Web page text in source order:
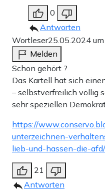
0
Antworten
Wortleser25.05.2024
Melden
Schon gehört ?
Das Kartell hat sich
– selbstverfreilich völlig
sehr speziellen
https://
unterzeichnen-
lieb-und-hassen-die-afd/
21
Antworten